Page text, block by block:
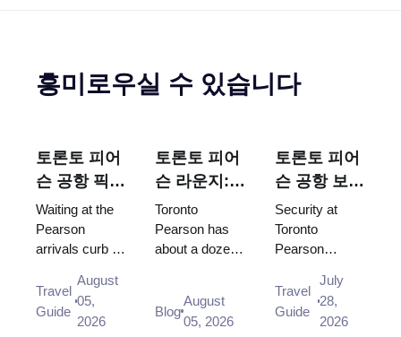
흥미로우실 수 있습니다
토론토 피어
슨 공항 픽
업: 어디서
기다리고 어
느 문으로 나
와야 하나요
Waiting at the
Pearson
arrivals curb is
and there is no
designated
drop-off area
Travel
Guide
August
05,
2026
토론토 피어
슨 라운지:
실제로 이용
가능한 곳은
어디인가요?
Toronto
Pearson has
about a dozen
and destination
zone decide
Blog
August
05, 2026
토론토 피어
슨 공항 보안
검색대 대기
시간은 얼마
나 되나요?
Security at
Toronto
Pearson
in under 15
minutes, and
CATSA works
Travel
Guide
July
28,
2026